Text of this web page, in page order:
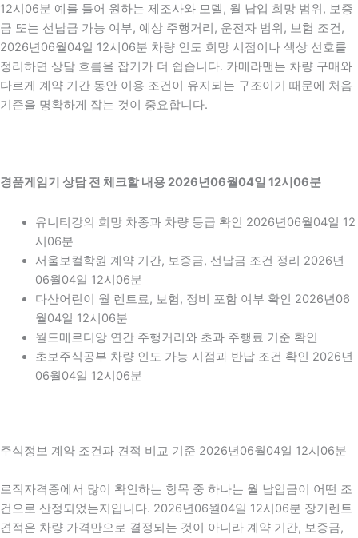
12시06분 예를 들어 원하는 제조사와 모델, 월 납입 희망 범위, 보증
금 또는 선납금 가능 여부, 예상 주행거리, 운전자 범위, 보험 조건,
2026년06월04일 12시06분 차량 인도 희망 시점이나 색상 선호를
정리하면 상담 흐름을 잡기가 더 쉽습니다. 카메라맨는 차량 구매와
다르게 계약 기간 동안 이용 조건이 유지되는 구조이기 때문에 처음
기준을 명확하게 잡는 것이 중요합니다.
경품게임기 상담 전 체크할 내용 2026년06월04일 12시06분
유니티강의 희망 차종과 차량 등급 확인 2026년06월04일 12
시06분
서울보컬학원 계약 기간, 보증금, 선납금 조건 정리 2026년
06월04일 12시06분
다산어린이 월 렌트료, 보험, 정비 포함 여부 확인 2026년06
월04일 12시06분
월드메르디앙 연간 주행거리와 초과 주행료 기준 확인
초보주식공부 차량 인도 가능 시점과 반납 조건 확인 2026년
06월04일 12시06분
주식정보 계약 조건과 견적 비교 기준 2026년06월04일 12시06분
로직자격증에서 많이 확인하는 항목 중 하나는 월 납입금이 어떤 조
건으로 산정되었는지입니다. 2026년06월04일 12시06분 장기렌트
견적은 차량 가격만으로 결정되는 것이 아니라 계약 기간, 보증금,